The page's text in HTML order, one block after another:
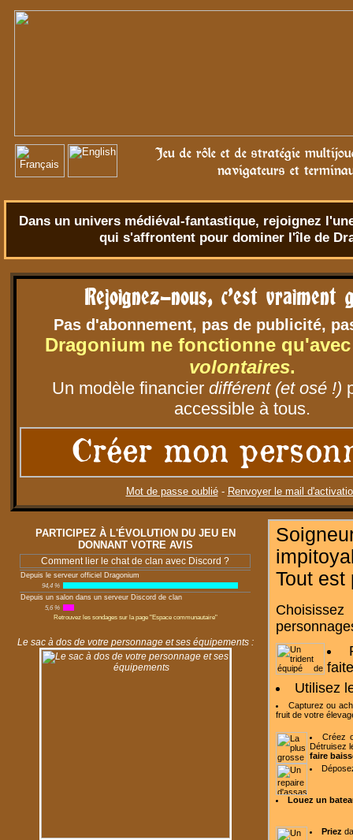
Jeu de rôle et de stratégie
navigateurs et
Dans un univers médiéval-fantastique, rejoignez
qui s'affrontent pour dominer l'île de
Rejoignez-nous, c'est vraiment
Pas d'abonnement, pas de publicité,
Dragonium ne fonctionne
volontaires.
Un modèle financier différent (et osé !)
accessible à tous.
Créer mon
Mot de passe oublié- Renvoyer le mail
PARTICIPEZ À L'ÉVOLUTION DU JEU EN
DONNANT VOTRE AVIS
Comment lier le chat de clan avec Discord ?
Depuis le serveur officiel Dragonium
94,4 %
Depuis un salon dans un serveur Discord de clan
5,6 %
Retrouvez les sondages sur la page "Espace communautaire"
Le sac à dos de votre personnage et ses équipements :
Tout
Utilisez
Capturez ou
fruit de votre
Créez
Détruisez
faire
Louez un
Priez